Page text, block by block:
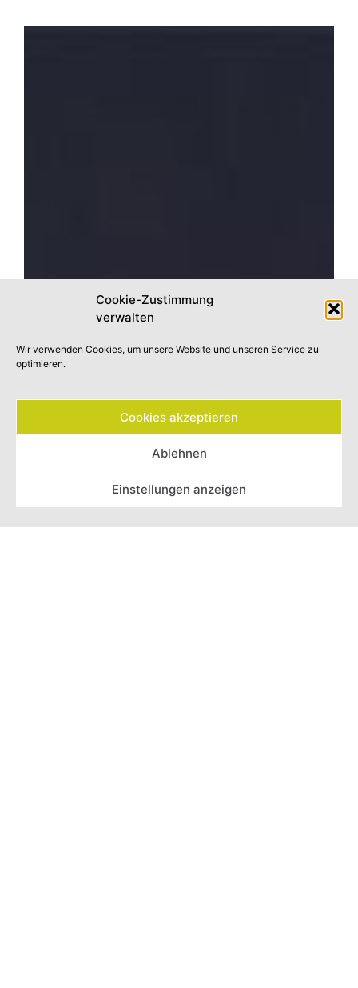
Cookie-Zustimmung
verwalten
Wir verwenden Cookies, um unsere Website und unseren Service zu
optimieren.
Cookies akzeptieren
Ablehnen
Einstellungen anzeigen
Telefon